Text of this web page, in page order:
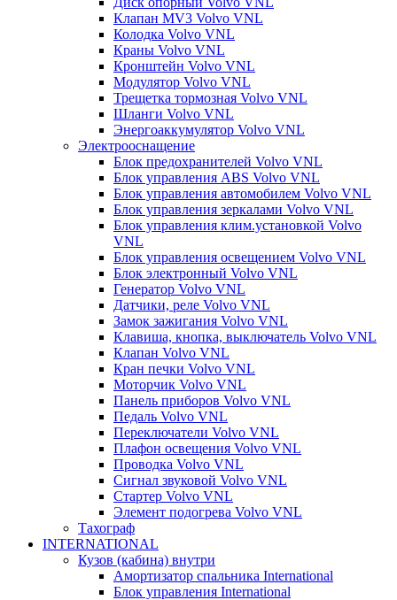
Клапан MV3 Volvo VNL
Колодка Volvo VNL
Краны Volvo VNL
Кронштейн Volvo VNL
Модулятор Volvo VNL
Трещетка тормозная Volvo VNL
Шланги Volvo VNL
Энергоаккумулятор Volvo VNL
Электрооснащение
Блок предохранителей Volvo VNL
Блок управления ABS Volvo VNL
Блок управления автомобилем Volvo VNL
Блок управления зеркалами Volvo VNL
Блок управления клим.установкой Volvo
VNL
Блок управления освещением Volvo VNL
Блок электронный Volvo VNL
Генератор Volvo VNL
Датчики, реле Volvo VNL
Замок зажигания Volvo VNL
Клавиша, кнопка, выключатель Volvo VNL
Клапан Volvo VNL
Кран печки Volvo VNL
Моторчик Volvo VNL
Панель приборов Volvo VNL
Педаль Volvo VNL
Переключатели Volvo VNL
Плафон освещения Volvo VNL
Проводка Volvo VNL
Сигнал звуковой Volvo VNL
Стартер Volvo VNL
Элемент подогрева Volvo VNL
Тахограф
INTERNATIONAL
Кузов (кабина) внутри
Амортизатор спальника International
Блок управления International